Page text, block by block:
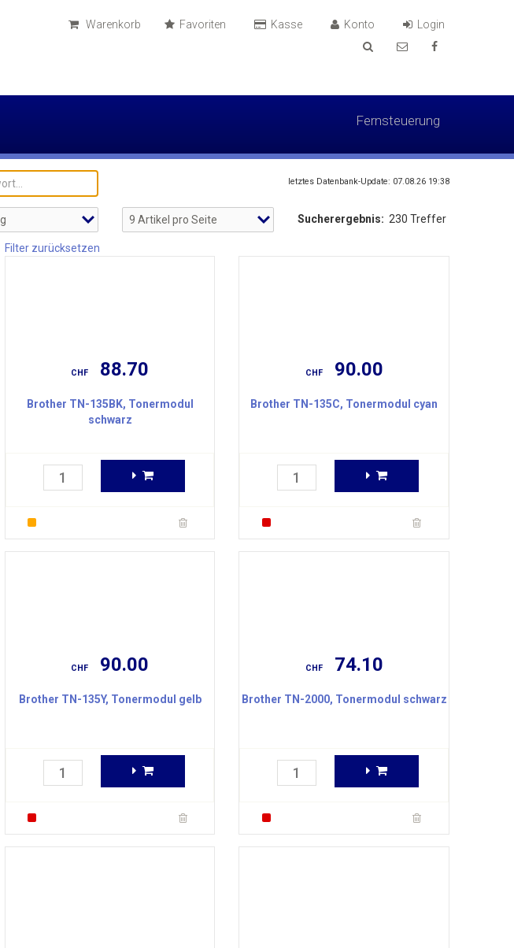
Warenkorb Favoriten Kasse Konto Login
Fernsteuerung
letztes Datenbank-Update: 07.08.26 19:38
Sucherergebnis: 230 Treffer
Filter zurücksetzen
CHF 88.70
Brother TN-135BK, Tonermodul
schwarz
CHF 90.00
Brother TN-135C, Tonermodul cyan
CHF 90.00
Brother TN-135Y, Tonermodul gelb
CHF 74.10
Brother TN-2000, Tonermodul schwarz